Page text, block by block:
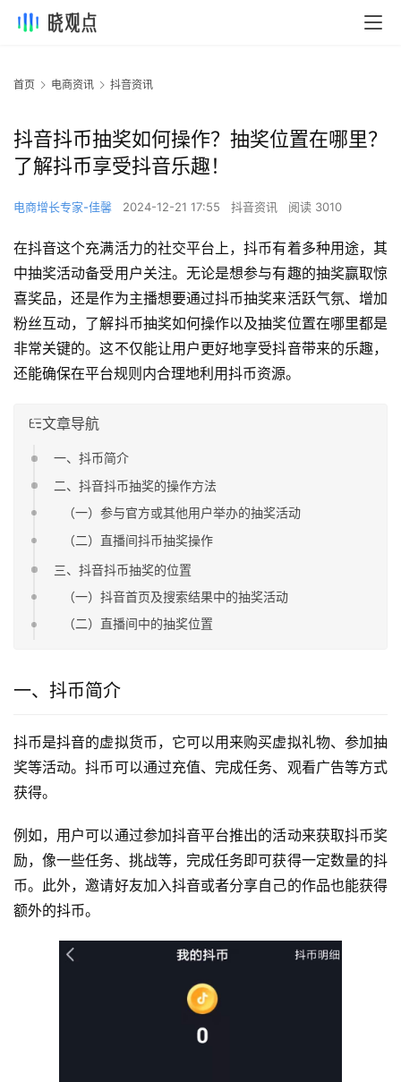
首页 电商资讯 抖音资讯
抖音抖币抽奖如何操作？抽奖位置在哪里？
了解抖币享受抖音乐趣！
电商增长专家-佳馨 2024-12-21 17:55 抖音资讯 阅读 3010
在抖音这个充满活力的社交平台上，抖币有着多种用途，其
中抽奖活动备受用户关注。无论是想参与有趣的抽奖赢取惊
喜奖品，还是作为主播想要通过抖币抽奖来活跃气氛、增加
粉丝互动，了解抖币抽奖如何操作以及抽奖位置在哪里都是
非常关键的。这不仅能让用户更好地享受抖音带来的乐趣，
还能确保在平台规则内合理地利用抖币资源。
文章导航
一、抖币简介
二、抖音抖币抽奖的操作方法
（一）参与官方或其他用户举办的抽奖活动
（二）直播间抖币抽奖操作
三、抖音抖币抽奖的位置
（一）抖音首页及搜索结果中的抽奖活动
（二）直播间中的抽奖位置
一、抖币简介
抖币是抖音的虚拟货币，它可以用来购买虚拟礼物、参加抽
奖等活动。抖币可以通过充值、完成任务、观看广告等方式
获得。
例如，用户可以通过参加抖音平台推出的活动来获取抖币奖
励，像一些任务、挑战等，完成任务即可获得一定数量的抖
币。此外，邀请好友加入抖音或者分享自己的作品也能获得
额外的抖币。